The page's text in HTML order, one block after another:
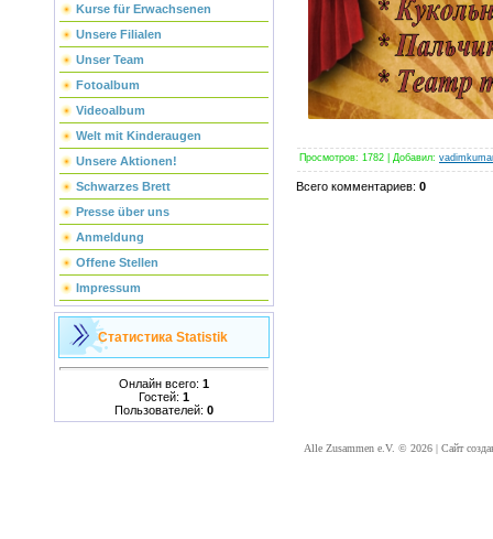
Kurse für Erwachsenen
Unsere Filialen
Unser Team
Fotoalbum
Videoalbum
Welt mit Kinderaugen
Unsere Aktionen!
Schwarzes Brett
Presse über uns
Anmeldung
Offene Stellen
Impressum
Статистика Statistik
Онлайн всего: 1
Гостей: 1
Пользователей: 0
Просмотров: 1782 Добавил:
Всего комментариев: 0
Alle Zusammen e.V. © 2026 | Сайт